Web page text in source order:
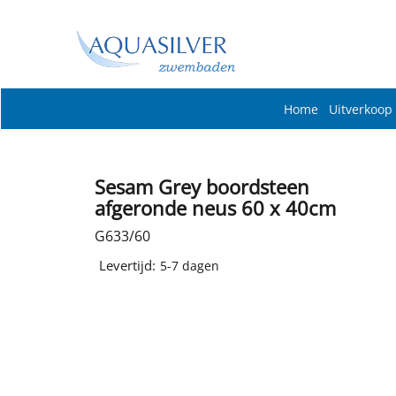
Home Uitverkoop
Sesam Grey boordsteen
afgeronde neus 60 x 40cm
G633/60
Levertijd: 5-7 dagen